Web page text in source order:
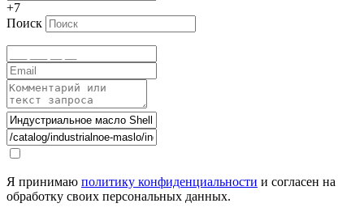
+7
Поиск
Я принимаю политику конфиденциальности и согласен на
обработку своих персональных данных.